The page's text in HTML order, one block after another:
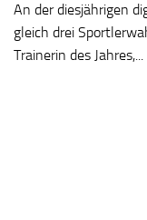
An der diesjährigen
gleich drei
Trainerin des Jahres,...